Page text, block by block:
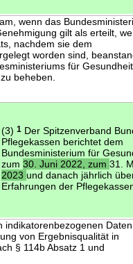
wenn das
gilt als erteilt,
nachdem sie dem
worden sind,
für
beheben.
(3)1 Der Spitzenverband
Pflegekassen berichtet dem
Bundesministerium für
zum30. Juni 2022, zum31.
2023und danach jährlich
Erfahrungen der
indikatorenbezogenen
von Ergebnisqualität in
§ 114b Absatz 1 und